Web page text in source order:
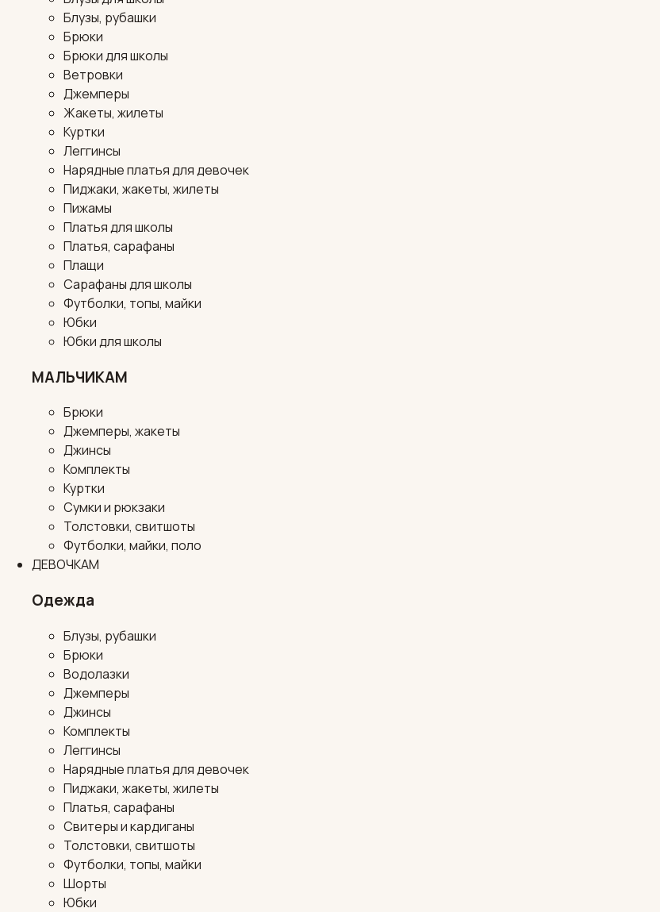
Блузы, рубашки
Брюки
Брюки для школы
Ветровки
Джемперы
Жакеты, жилеты
Куртки
Леггинсы
Нарядные платья для девочек
Пиджаки, жакеты, жилеты
Пижамы
Платья для школы
Платья, сарафаны
Плащи
Сарафаны для школы
Футболки, топы, майки
Юбки
Юбки для школы
МАЛЬЧИКАМ
Брюки
Джемперы, жакеты
Джинсы
Комплекты
Куртки
Сумки и рюкзаки
Толстовки, свитшоты
Футболки, майки, поло
ДЕВОЧКАМ
Одежда
Блузы, рубашки
Брюки
Водолазки
Джемперы
Джинсы
Комплекты
Леггинсы
Нарядные платья для девочек
Пиджаки, жакеты, жилеты
Платья, сарафаны
Свитеры и кардиганы
Толстовки, свитшоты
Футболки, топы, майки
Шорты
Юбки